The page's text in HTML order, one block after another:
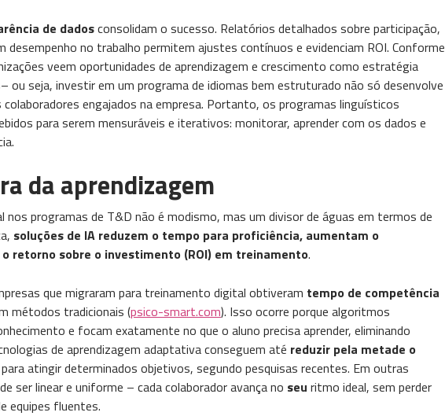
de dadosconsolidam o sucesso. Relatórios detalhados sobre participação,
desempenho no trabalho permitem ajustes contínuos e evidenciam ROI. Conforme
veem oportunidades de aprendizagem e crescimento como estratégia
ou seja, investir em um programa de idiomas bem estruturado não só desenvolve
engajados na empresa. Portanto, os programas linguísticos
para serem mensuráveis e iterativos: monitorar, aprender com os dados e
da aprendizagem
nos programas de T&D não é modismo, mas um divisor de águas em termos de
soluções de IA reduzem o tempo para proficiência, aumentam o
retorno sobre o investimento (ROI) em treinamento.
que migraram para treinamento digital obtiveram tempo de competência
métodos tradicionais​ (psico-smart.com). Isso ocorre porque algoritmos
e focam exatamente no que o aluno precisa aprender, eliminando
de aprendizagem adaptativa conseguem até reduzir pela metade o
para atingir determinados objetivos, segundo pesquisas recentes​. Em outras
ser linear e uniforme – cada colaborador avança no seu ritmo ideal, sem perder
equipes fluentes.